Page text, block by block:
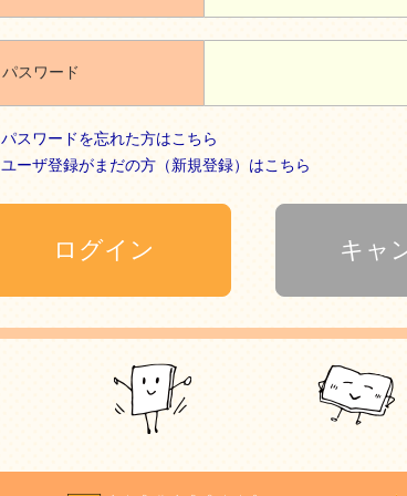
パスワード
パスワードを忘れた方はこちら
ユーザ登録がまだの方（新規登録）はこちら